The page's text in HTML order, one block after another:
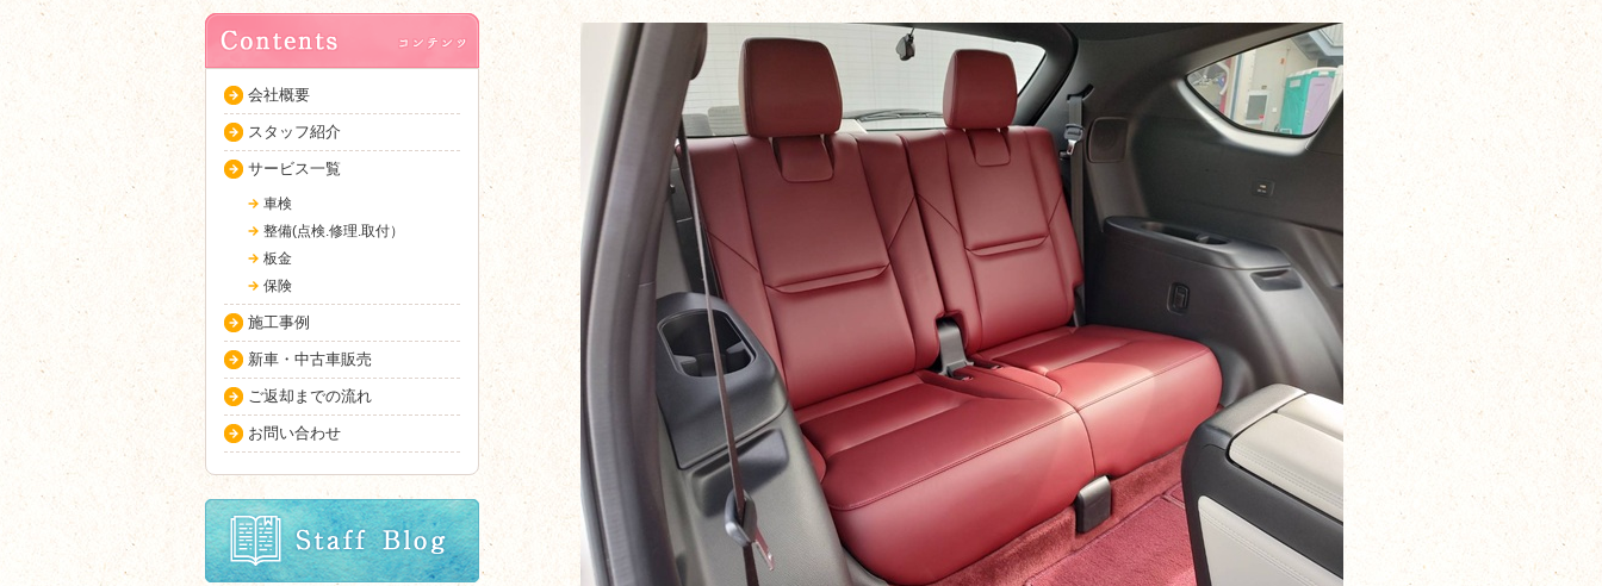
会社概要
スタッフ紹介
サービス一覧
車検
整備(点検.修理.取付）
板金
保険
施工事例
新車・中古車販売
ご返却までの流れ
お問い合わせ